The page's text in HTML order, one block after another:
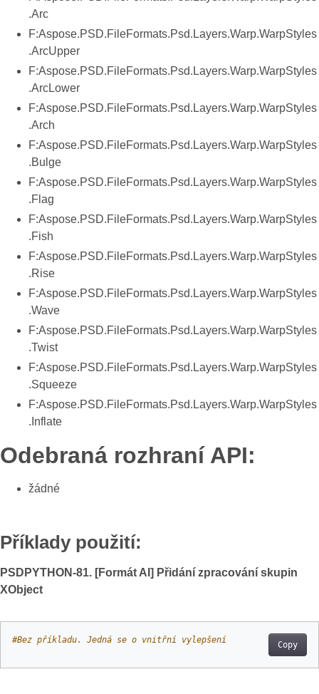
.Arc
F:Aspose.PSD.FileFormats.Psd.Layers.Warp.WarpStyles
.ArcUpper
F:Aspose.PSD.FileFormats.Psd.Layers.Warp.WarpStyles
.ArcLower
F:Aspose.PSD.FileFormats.Psd.Layers.Warp.WarpStyles
.Arch
F:Aspose.PSD.FileFormats.Psd.Layers.Warp.WarpStyles
.Bulge
F:Aspose.PSD.FileFormats.Psd.Layers.Warp.WarpStyles
.Flag
F:Aspose.PSD.FileFormats.Psd.Layers.Warp.WarpStyles
.Fish
F:Aspose.PSD.FileFormats.Psd.Layers.Warp.WarpStyles
.Rise
F:Aspose.PSD.FileFormats.Psd.Layers.Warp.WarpStyles
.Wave
F:Aspose.PSD.FileFormats.Psd.Layers.Warp.WarpStyles
.Twist
F:Aspose.PSD.FileFormats.Psd.Layers.Warp.WarpStyles
.Squeeze
F:Aspose.PSD.FileFormats.Psd.Layers.Warp.WarpStyles
.Inflate
Odebraná rozhraní API:
žádné
Příklady použití:
PSDPYTHON-81. [Formát AI] Přidání zpracování skupin
XObject
Copy
#Bez příkladu. Jedná se o vnitřní vylepšení